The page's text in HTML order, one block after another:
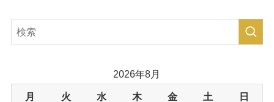
2026年8月
月 火 水 木 金 土 日